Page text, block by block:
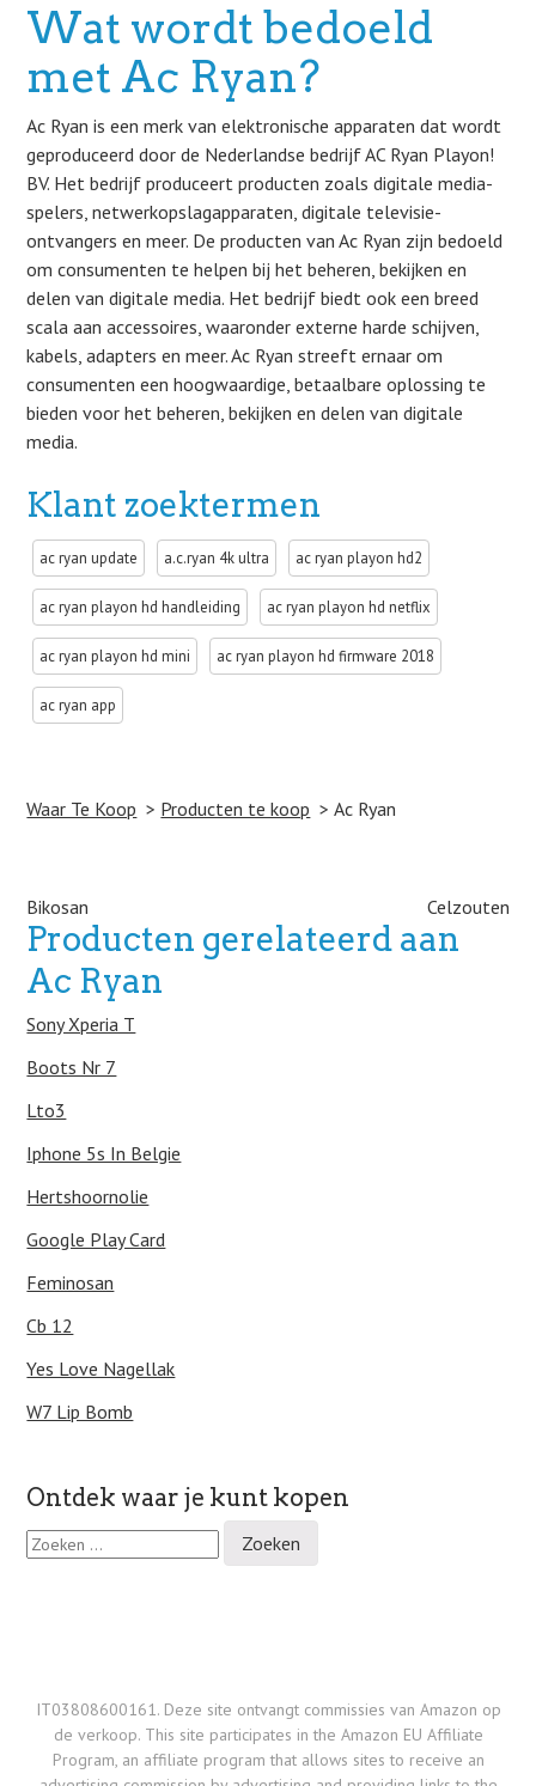
Wat wordt bedoeld
met Ac Ryan?
Ac Ryan is een merk van elektronische apparaten dat wordt
geproduceerd door de Nederlandse bedrijf AC Ryan Playon!
BV. Het bedrijf produceert producten zoals digitale media-
spelers, netwerkopslagapparaten, digitale televisie-
ontvangers en meer. De producten van Ac Ryan zijn bedoeld
om consumenten te helpen bij het beheren, bekijken en
delen van digitale media. Het bedrijf biedt ook een breed
scala aan accessoires, waaronder externe harde schijven,
kabels, adapters en meer. Ac Ryan streeft ernaar om
consumenten een hoogwaardige, betaalbare oplossing te
bieden voor het beheren, bekijken en delen van digitale
media.
Klant zoektermen
ac ryan update a.c.ryan 4k ultra ac ryan playon hd2
ac ryan playon hd handleiding ac ryan playon hd netflix
ac ryan playon hd mini ac ryan playon hd firmware 2018
ac ryan app
Waar Te Koop Producten te koop Ac Ryan
Post navigation
Bikosan Celzouten
Producten gerelateerd aan
Ac Ryan
Sony Xperia T
Boots Nr 7
Lto3
Iphone 5s In Belgie
Hertshoornolie
Google Play Card
Feminosan
Cb 12
Yes Love Nagellak
W7 Lip Bomb
Ontdek waar je kunt kopen
Z
o
IT03808600161. Deze site ontvangt commissies van Amazon op
de verkoop. This site participates in the Amazon EU Affiliate
Program, an affiliate program that allows sites to receive an